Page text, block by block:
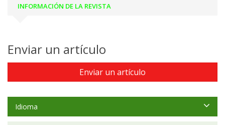
INFORMACIÓN DE LA REVISTA
Enviar un artículo
Enviar un artículo
Idioma